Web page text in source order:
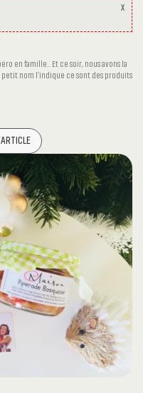
X
en famille… Et ce soir, nous avons la
petit nom l’indique ce sont des produits